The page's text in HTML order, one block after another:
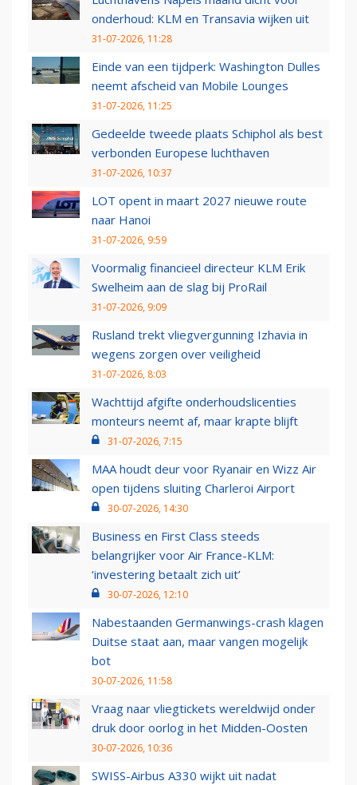
onderhoud: KLM en Transavia wijken uit
31-07-2026, 11:28
Einde van een tijdperk: Washington Dulles
neemt afscheid van Mobile Lounges
31-07-2026, 11:25
Gedeelde tweede plaats Schiphol als best
verbonden Europese luchthaven
31-07-2026, 10:37
LOT opent in maart 2027 nieuwe route
naar Hanoi
31-07-2026, 9:59
Voormalig financieel directeur KLM Erik
Swelheim aan de slag bij ProRail
31-07-2026, 9:09
Rusland trekt vliegvergunning Izhavia in
wegens zorgen over veiligheid
31-07-2026, 8:03
Wachttijd afgifte onderhoudslicenties
monteurs neemt af, maar krapte blijft
31-07-2026, 7:15
MAA houdt deur voor Ryanair en Wizz Air
open tijdens sluiting Charleroi Airport
30-07-2026, 14:30
Business en First Class steeds
belangrijker voor Air France-KLM:
‘investering betaalt zich uit’
30-07-2026, 12:10
Nabestaanden Germanwings-crash klagen
Duitse staat aan, maar vangen mogelijk
bot
30-07-2026, 11:58
Vraag naar vliegtickets wereldwijd onder
druk door oorlog in het Midden-Oosten
30-07-2026, 10:36
SWISS-Airbus A330 wijkt uit nadat